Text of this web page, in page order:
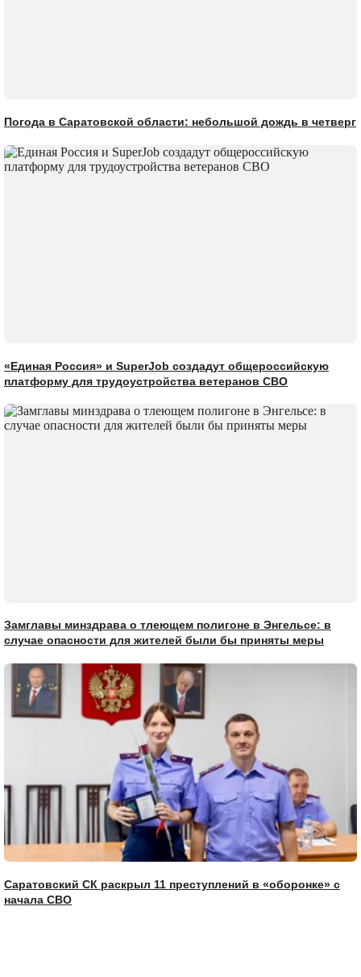
Погода в Саратовской области: небольшой дождь в четверг
«Единая Россия» и SuperJob создадут общероссийскую
платформу для трудоустройства ветеранов СВО
Замглавы минздрава о тлеющем полигоне в Энгельсе: в
случае опасности для жителей были бы приняты меры
Саратовский СК раскрыл 11 преступлений в «оборонке» с
начала СВО